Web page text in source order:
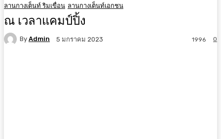
ลานกางเต็นท์ ริมเขื่อน ลานกางเต็นท์เอกชน
ณ เวลาแคมป์ปิ้ง
By Admin 5 มกราคม 2023 0
1996